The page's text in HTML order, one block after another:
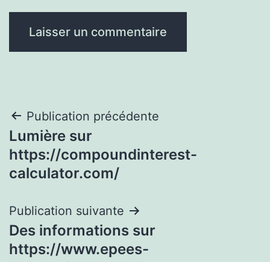
Navigation
de
l’article
Publication précédente
Lumière sur
https://compoundinterest-
calculator.com/
Publication suivante
Des informations sur
https://www.epees-